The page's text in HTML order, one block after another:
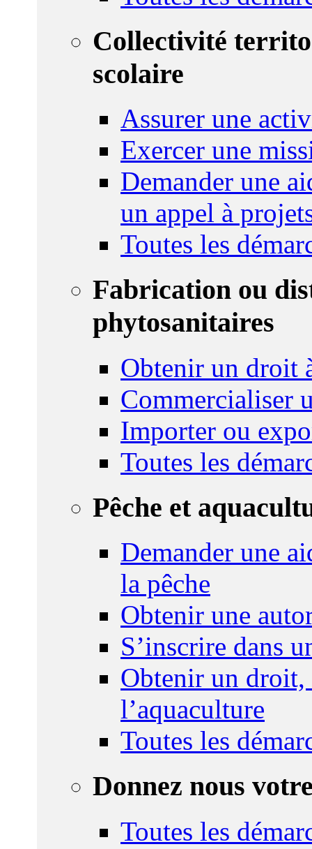
Collectivité
scolaire
Assurer une
Exercer une
Demander une
un appel à
Toutes les
Fabrication ou
phytosanitaires
Obtenir un droit
Commercialiser
Importer ou
Toutes les
Pêche et
Demander une
la pêche
Obtenir une
S’inscrire dans
Obtenir un droit,
l’aquaculture
Toutes les
Donnez nous
Toutes les